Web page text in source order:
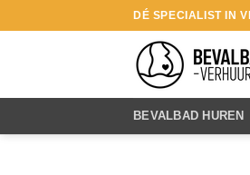
naar
DÉ SPECIALIST IN
BEVALBAD HUREN